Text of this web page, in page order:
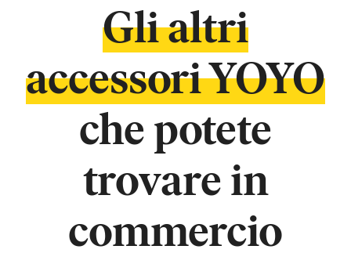
Gli altri
accessori YOYO
che potete
trovare in
commercio